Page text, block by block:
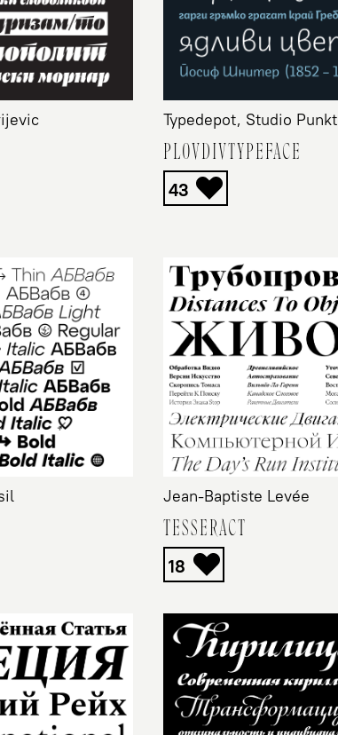
Typedepot, Studio Punkt
PLOVDIVTYPEFACE
Jean-Baptiste Levée
TESSERACT